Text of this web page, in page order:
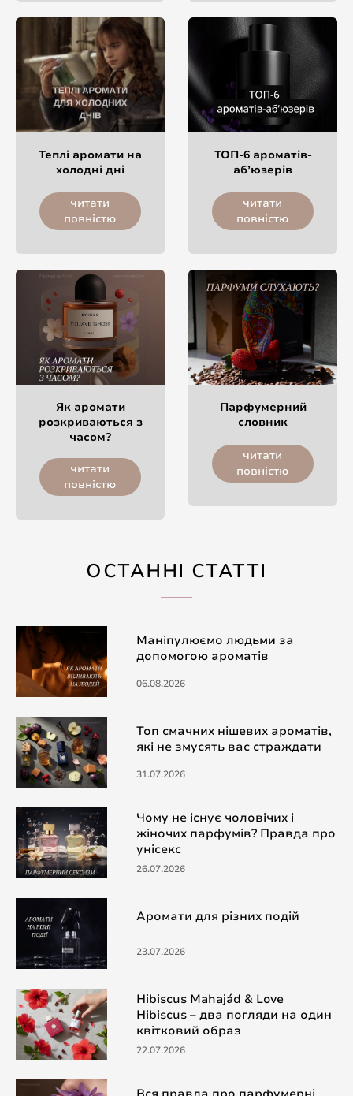
Теплі аромати на
холодні дні
читати
повністю
ТОП-6 ароматів-
аб’юзерів
читати
повністю
Як аромати
розкриваються з
часом?
читати
повністю
Парфумерний
словник
читати
повністю
ОСТАННІ СТАТТІ
Маніпулюємо людьми за
допомогою ароматів
06.08.2026
Топ смачних нішевих ароматів,
які не змусять вас страждати
31.07.2026
Чому не існує чоловічих і
жіночих парфумів? Правда про
унісекс
26.07.2026
Аромати для різних подій
23.07.2026
Hibiscus Mahajád & Love
Hibiscus – два погляди на один
квітковий образ
22.07.2026